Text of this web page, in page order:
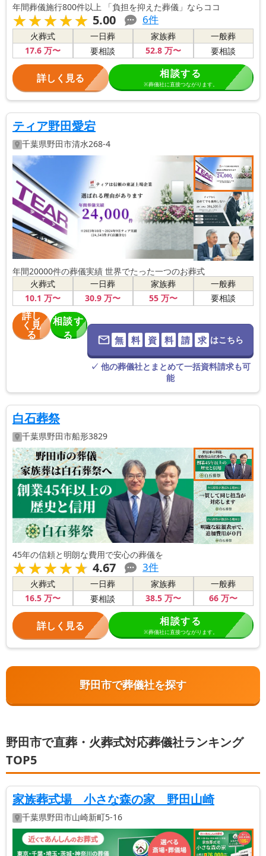
年間葬儀施行800件以上 「負担を抑えた葬儀」ならココ
★★★★★
★★★★★ 5.00 6件
火葬式
17.6万〜
一日葬
要相談
家族葬
52.8万〜
一般葬
要相談
詳しく見る 相談する
※葬儀社に直接つながります。
ティア野田愛宕
千葉県野田市清水268-4
年間20000件の葬儀実績 世界でたった一つのお葬式
火葬式
10.1 万〜
一日葬
30.9 万〜
家族葬
55万〜
一般葬
要相談
詳し
く見
る
相談す
る
無 料 資 料 請 求 はこちら
✓ 他の葬儀社とまとめて一括資料請求も可
能
白石葬祭
千葉県野田市船形3829
45年の信頼と明朗な費用で安心の葬儀を
★★★★★
★★★★★ 4.67 3件
火葬式
16.5万〜
一日葬
要相談
家族葬
38.5万〜
一般葬
66 万〜
詳しく見る 相談する
※葬儀社に直接つながります。
野田市で葬儀社を探す
野田市で直葬・火葬式対応葬儀社ランキング
TOP5
家族葬式場 小さな森の家 野田山崎
千葉県野田市山崎新町5-16